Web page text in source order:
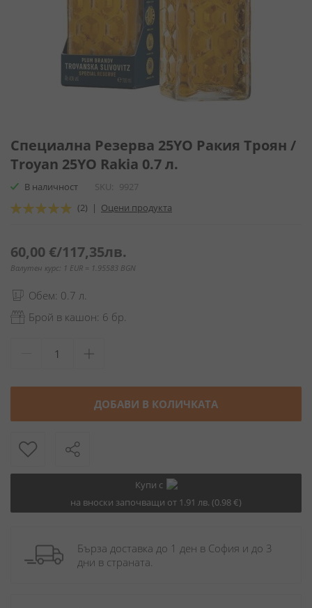
към
началото
на
галерия
снимки
Специална Резерва 25YO Ракия Троян /
Troyan 25YO Rakia 0.7 л.
В наличност SKU
9927
Оценка:
(2) | Оцени продукта
60,00 €/117,35лв.
Валутен курс: 1 EUR = 1.95583 BGN
Обем: 0.7 л.
Брой в кашон: 6 бр.
ДОБАВИ В КОЛИЧКАТА
Купи с
на вноски започващи от 1.91 лв. (0.98 €)
Бърза доставка до 1 ден в София и до 3
дни в страната.